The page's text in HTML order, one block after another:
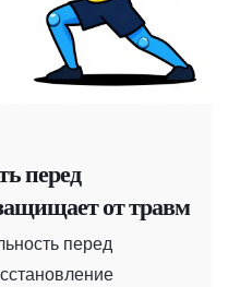
перед
от травм
перед